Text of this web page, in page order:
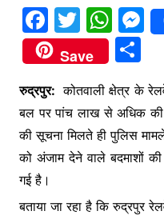
F
a
c
e
b
o
o
k
T
w
itt
er
W
h
at
s
A
p
p
e
s
e
n
g
Save
S
ar
e
रुद्रपुर: कोतवाली क्षेत्र के
बल पर पांच लाख से अधिक
की सूचना मिलते ही पुलिस
को अंजाम देने वाले बदमाशों
गई है।
बताया जा रहा है कि